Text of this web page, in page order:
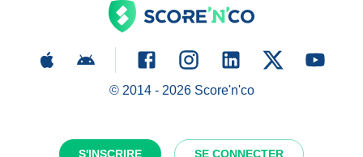
S'INSCRIRE SE CONNECTER
© 2014 - 2026Score'n'co